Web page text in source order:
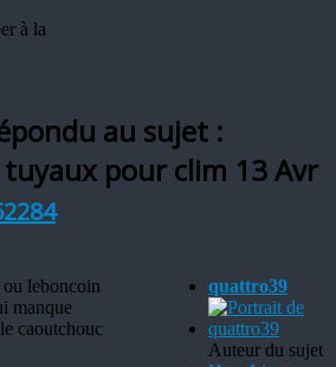
à la
au sujet :
tuyaux pour clim 13 Avr
ou leboncoin
manque
caoutchouc
quattro39
Auteur du sujet